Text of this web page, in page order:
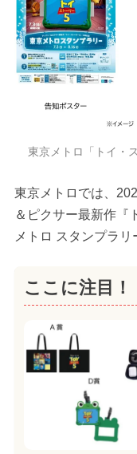
東京メトロ「トイ・
東京メトロでは、
＆ピクサー最新作『
メトロ スタンプラリ
ここに注目！